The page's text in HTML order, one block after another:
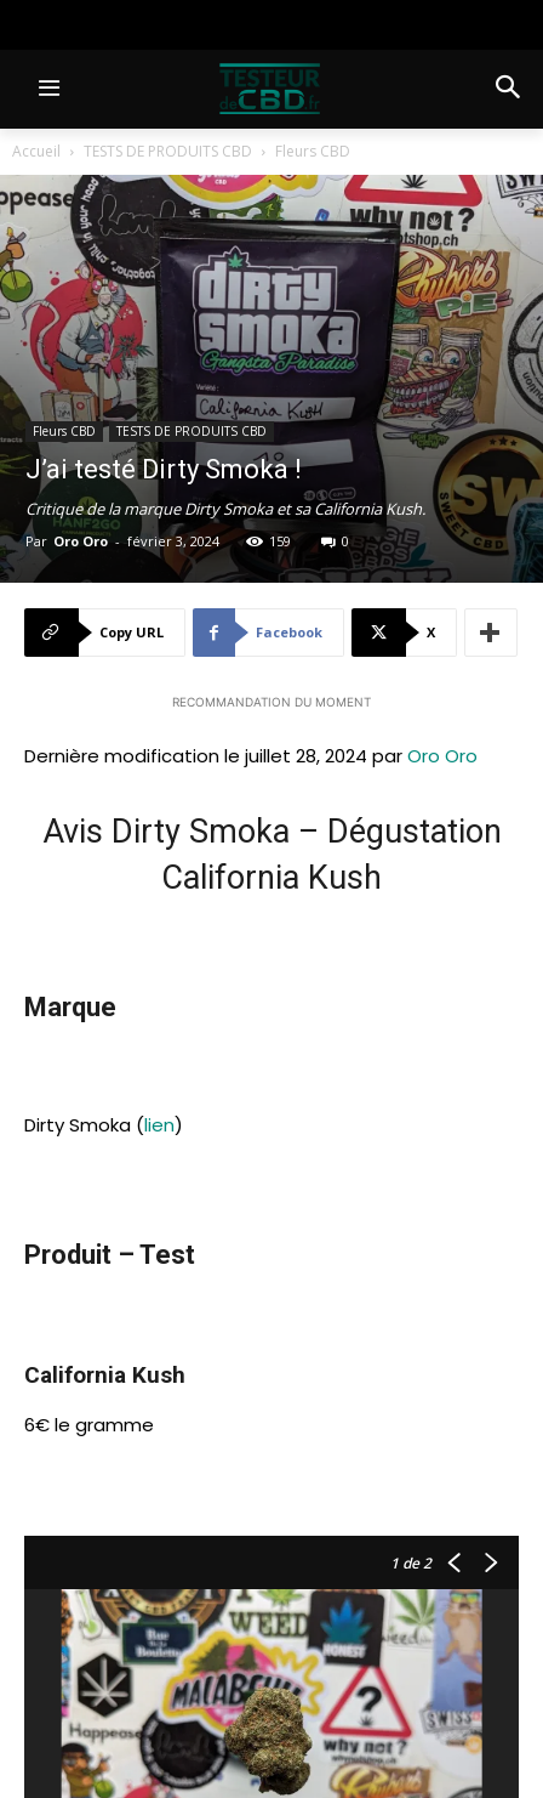
Accueil TESTS DE PRODUITS CBD Fleurs CBD
Fleurs CBD TESTS DE PRODUITS CBD
J’ai testé Dirty Smoka !
Critique de la marque Dirty Smoka et sa California Kush.
Par Oro Oro - février 3, 2024 159 0
Copy URL Facebook X
RECOMMANDATION DU MOMENT
Dernière modification le juillet 28, 2024 parOro Oro
Avis Dirty Smoka – Dégustation
California Kush
Marque
Dirty Smoka (lien)
Produit – Test
California Kush
6€ le gramme
1 de 2